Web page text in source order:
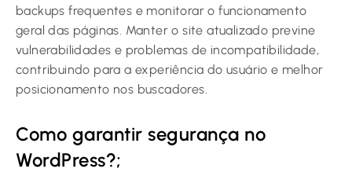
backups frequentes e monitorar o funcionamento
geral das páginas. Manter o site atualizado previne
vulnerabilidades e problemas de incompatibilidade,
contribuindo para a experiência do usuário e melhor
posicionamento nos buscadores.
Como garantir segurança no
WordPress?;